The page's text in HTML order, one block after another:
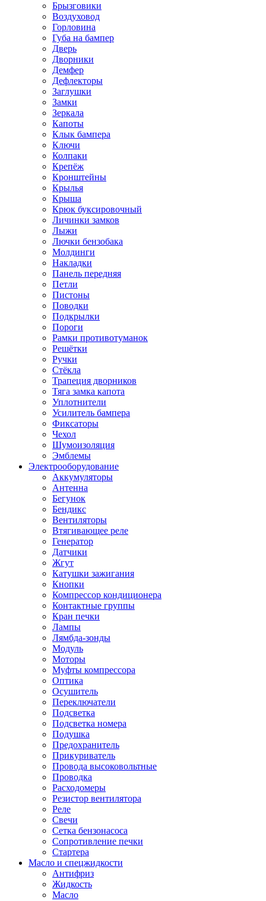
Брызговики
Воздуховод
Горловина
Губа на бампер
Дверь
Дворники
Демфер
Дефлекторы
Заглушки
Замки
Зеркала
Капоты
Клык бампера
Ключи
Колпаки
Крепёж
Кронштейны
Крылья
Крыша
Крюк буксировочный
Личинки замков
Лыжи
Лючки бензобака
Молдинги
Накладки
Панель передняя
Петли
Пистоны
Поводки
Подкрылки
Пороги
Рамки противотуманок
Решётки
Ручки
Стёкла
Трапеция дворников
Тяга замка капота
Уплотнители
Усилитель бампера
Фиксаторы
Чехол
Шумоизоляция
Эмблемы
Электрооборудование
Аккумуляторы
Антенна
Бегунок
Бендикс
Вентиляторы
Втягивающее реле
Генератор
Датчики
Жгут
Катушки зажигания
Кнопки
Компрессор кондиционера
Контактные группы
Кран печки
Лампы
Лямбда-зонды
Модуль
Моторы
Муфты компрессора
Оптика
Осушитель
Переключатели
Подсветка
Подсветка номера
Подушка
Предохранитель
Прикуриватель
Провода высоковольтные
Проводка
Расходомеры
Резистор вентилятора
Реле
Свечи
Сетка бензонасоса
Сопротивление печки
Стартера
Масло и спецжидкости
Антифриз
Жидкость
Масло